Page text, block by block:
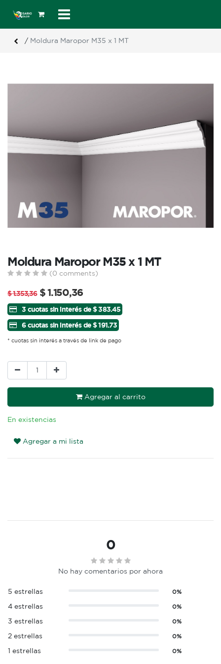
/ Moldura Maropor M35 x 1 MT
Moldura Maropor M35 x 1 MT
(0 comments)
$1.353,36 $1.150,36
3 cuotas sin interés de $ 383.45
6 cuotas sin interés de $ 191.73
* cuotas sin interés a través de link de pago
Agregar al carrito
En existencias
Agregar a mi lista
0
No hay comentarios por ahora
5 estrellas 0%
4 estrellas 0%
3 estrellas 0%
2 estrellas 0%
1 estrellas 0%